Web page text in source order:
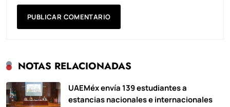
NOTAS RELACIONADAS
UAEMéx envía 139 estudiantes a
estancias nacionales e internacionales